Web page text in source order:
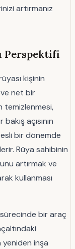
artırmanız
Perspektifi
kişinin
ve net bir
temizlenmesi,
açısının
bir dönemde
Rüya sahibinin
artırmak ve
kullanması
bir araç
yeniden inşa